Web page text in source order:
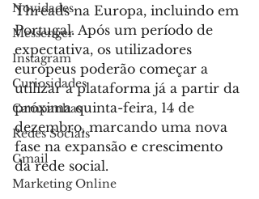
Novidades
Messenger
Instagram
Curiosidades
Campanhas
Redes Sociais
Gmail
Marketing Online
Threads na Europa, incluindo em
Portugal. Após um período de
expectativa, os utilizadores
europeus poderão começar a
utilizar a plataforma já a partir da
próxima quinta-feira, 14 de
dezembro, marcando uma nova
fase na expansão e crescimento
da rede social.